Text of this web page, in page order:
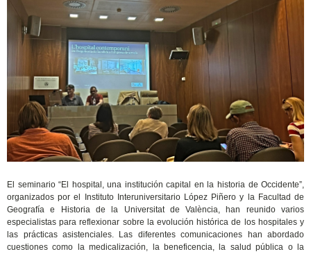
El seminario “El hospital, una institución capital en la historia de Occidente”,
organizados por el Instituto Interuniversitario López Piñero y la Facultad de
Geografía e Historia de la Universitat de València, han reunido varios
especialistas para reflexionar sobre la evolución histórica de los hospitales y
las prácticas asistenciales. Las diferentes comunicaciones han abordado
cuestiones como la medicalización, la beneficencia, la salud pública o la